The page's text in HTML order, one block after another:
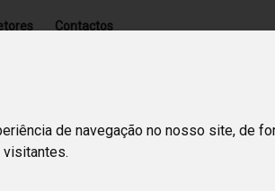
de navegação no nosso site, de
visitantes.
Contactos